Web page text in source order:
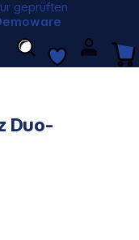
geprüften
Duo-